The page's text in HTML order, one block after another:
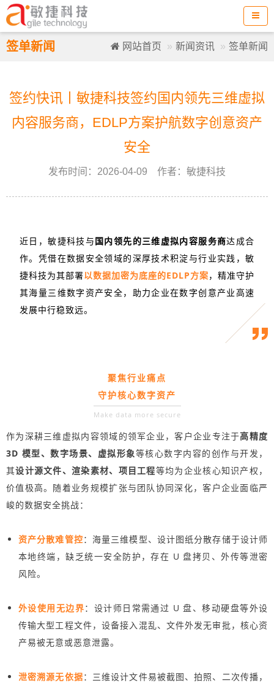
签单新闻 网站首页 新闻资讯 签单新闻
签约快讯丨敏捷科技签约国内领先三维虚拟
内容服务商，EDLP方案护航数字创意资产
安全
发布时间：2026-04-09 作者：敏捷科技
近日，敏捷科技与国内领先的三维虚拟内容服务商达成合
作。凭借在数据安全领域的深厚技术积淀与行业实践，敏
捷科技为其部署以数据加密为底座的EDLP方案，精准守护
其海量三维数字资产安全，助力企业在数字创意产业高速
发展中行稳致远。
聚焦行业痛点
守护核心数字资产
Make data more secure
作为深耕三维虚拟内容领域的领军企业，客户企业专注于高精度
3D 模型、数字场景、虚拟形象等核心数字内容的创作与开发，
其设计源文件、渲染素材、项目工程等均为企业核心知识产权，
价值极高。随着业务规模扩张与团队协同深化，客户企业面临严
峻的数据安全挑战：
资产分散难管控：海量三维模型、设计图纸分散存储于设计师
本地终端，缺乏统一安全防护，存在 U 盘拷贝、外传等泄密
风险。
外设使用无边界：设计师日常需通过 U 盘、移动硬盘等外设
传输大型工程文件，设备接入混乱、文件外发无审批，核心资
产易被无意或恶意泄露。
泄密溯源无依据：三维设计文件易被截图、拍照、二次传播，